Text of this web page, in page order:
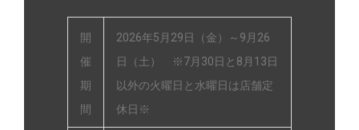
開
催
期
間
2026年5月29日（金）～9月26
日（土） ※7月30日と8月13日
以外の火曜日と水曜日は店舗定
休日※